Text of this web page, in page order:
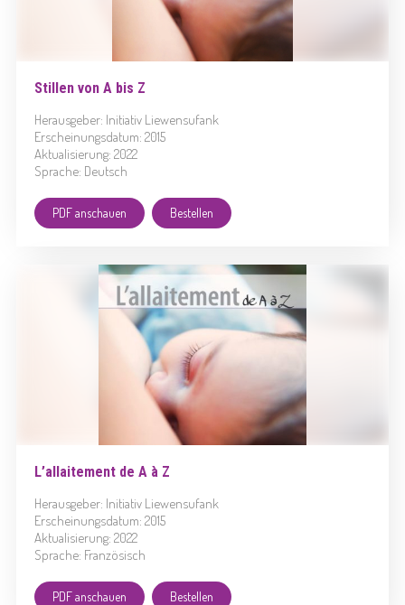
Stillen von A bis Z
Herausgeber: Initiativ Liewensufank
Erscheinungsdatum: 2015
Aktualisierung: 2022
Sprache: Deutsch
PDF anschauen Bestellen
L’allaitement de A à Z
Herausgeber: Initiativ Liewensufank
Erscheinungsdatum: 2015
Aktualisierung: 2022
Sprache: Französisch
PDF anschauen Bestellen